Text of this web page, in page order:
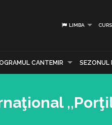
LIMBA
CANTEMIR SEZONUL